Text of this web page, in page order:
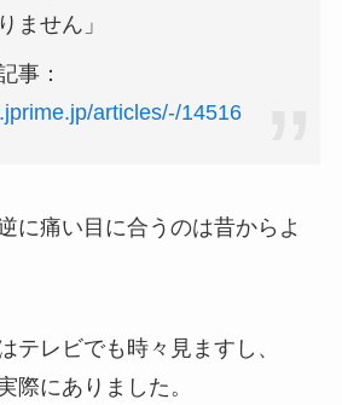
ません」
事：
articles/-/14516
に痛い目に合うのは昔からよ
テレビでも時々見ますし、
際にありました。